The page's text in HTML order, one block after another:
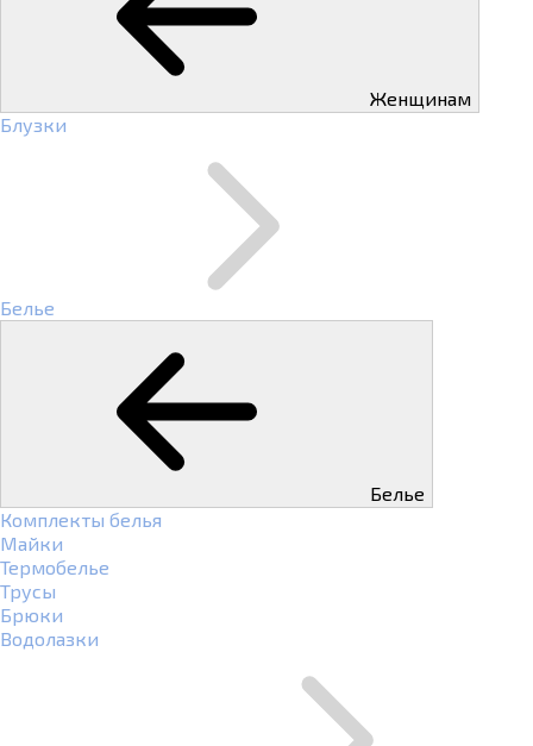
Женщинам
Блузки
Белье
Белье
Комплекты белья
Майки
Термобелье
Трусы
Брюки
Водолазки